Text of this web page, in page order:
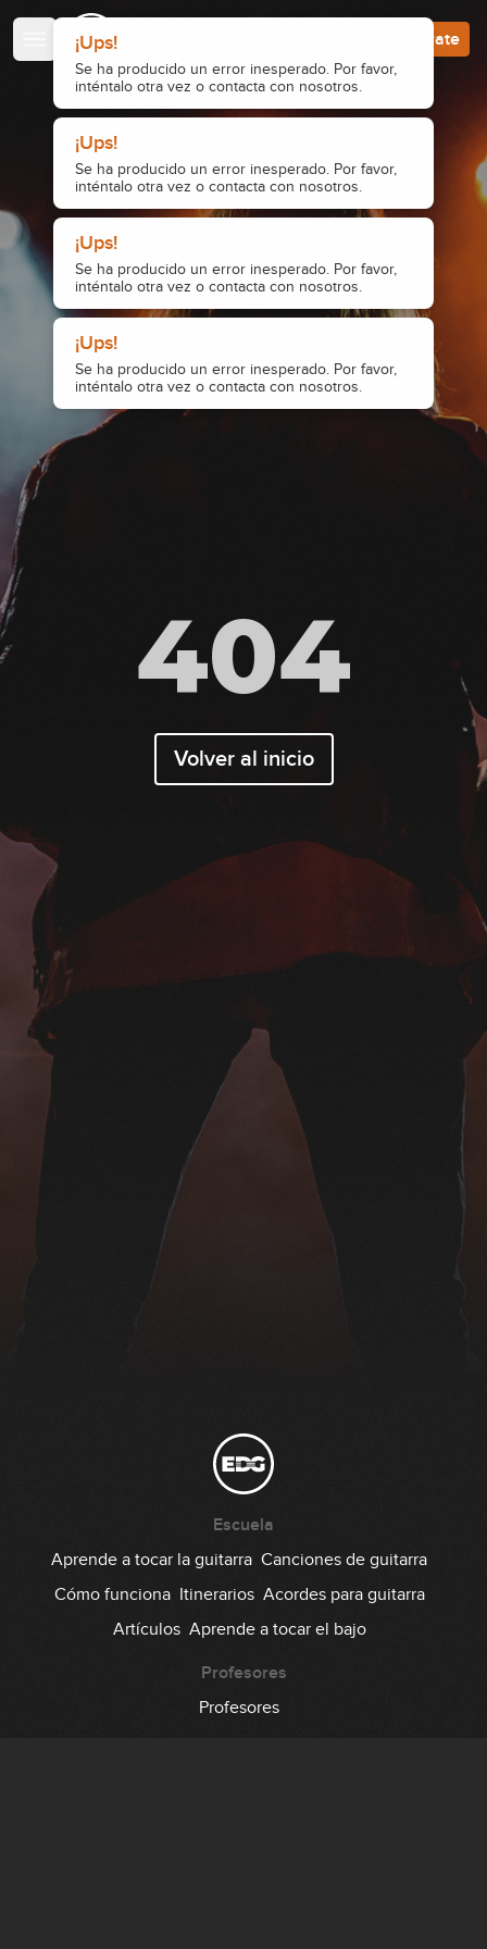
¡Ups!
Se ha producido un error inesperado. Por favor,
inténtalo otra vez o contacta con nosotros.
¡Ups!
Se ha producido un error inesperado. Por favor,
inténtalo otra vez o contacta con nosotros.
¡Ups!
Se ha producido un error inesperado. Por favor,
inténtalo otra vez o contacta con nosotros.
¡Ups!
Se ha producido un error inesperado. Por favor,
inténtalo otra vez o contacta con nosotros.
Regístrate
404
Volver al inicio
Escuela
Aprende a tocar la guitarra Canciones de guitarra
Cómo funciona Itinerarios Acordes para guitarra
Artículos Aprende a tocar el bajo
Profesores
Profesores
Escuela de Guitarristas